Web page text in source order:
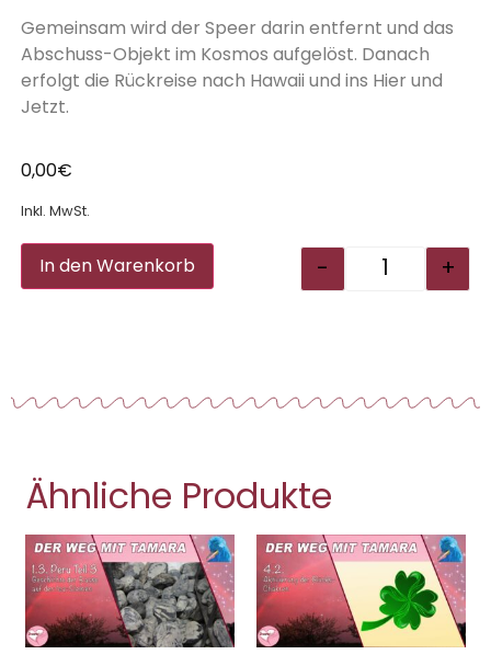
Gemeinsam wird der Speer darin entfernt und das
Abschuss-Objekt im Kosmos aufgelöst. Danach
erfolgt die Rückreise nach Hawaii und ins Hier und
Jetzt.
0,00€
Inkl. MwSt.
- +
In den Warenkorb Alternative:
Ähnliche Produkte